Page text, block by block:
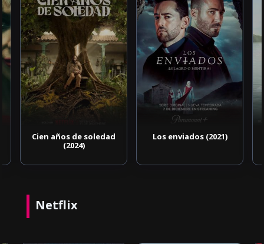
Cien años de soledad
(2024)
Los enviados (2021)
Netflix